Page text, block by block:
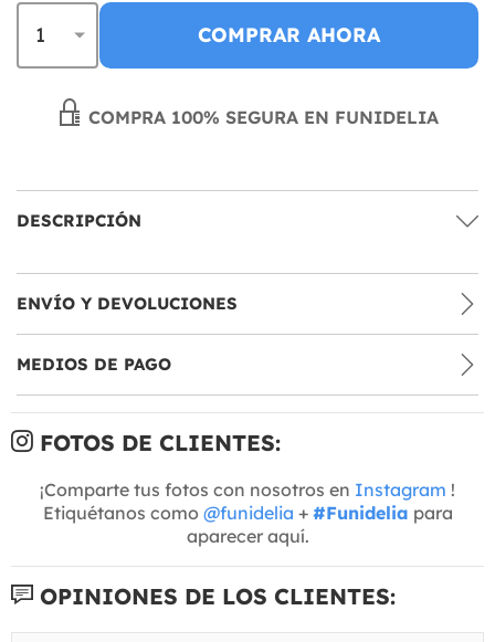
COMPRAR AHORA
COMPRA 100% SEGURA EN FUNIDELIA
DESCRIPCIÓN
ENVÍO Y DEVOLUCIONES
MEDIOS DE PAGO
FOTOS DE CLIENTES:
¡Comparte tus fotos con nosotros en Instagram !
Etiquétanos como @funidelia + #Funidelia para
aparecer aquí.
OPINIONES DE LOS CLIENTES: